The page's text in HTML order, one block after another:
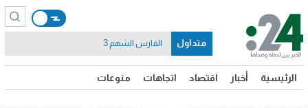
الرئيسية أخبار اقتصاد اتجاهات منوعات
متداول الفارس الشهم 3